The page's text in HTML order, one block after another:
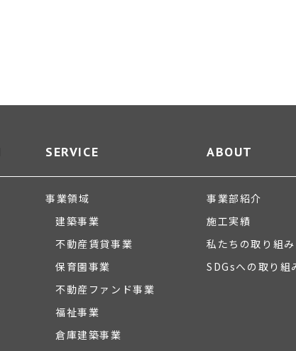
SERVICE
事業領域
建築事業
不動産賃貸事業
保育園事業
不動産ファンド事業
福祉事業
倉庫建築事業
ABOUT
事業部紹介
施工実績
私たちの取り組み
SDGsへの取り組